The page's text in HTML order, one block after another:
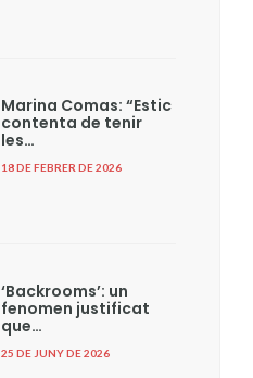
Marina Comas: “Estic
contenta de tenir
les…
18 DE FEBRER DE 2026
‘Backrooms’: un
fenomen justificat
que…
25 DE JUNY DE 2026